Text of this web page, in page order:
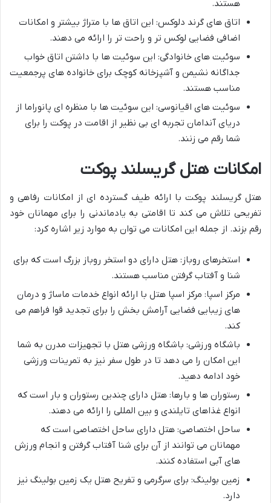
هستند.
اتاق های گرند دلوکس: این اتاق ها با متراژ بیشتر و امکانات
اضافی فضایی لوکس تر و راحت تر را ارائه می دهند.
سوئیت های خانوادگی: این سوئیت ها با داشتن اتاق خواب
جداگانه نشیمن و آشپزخانه کوچک برای خانواده های پرجمعیت
مناسب هستند.
سوئیت های اقیانوسی: این سوئیت ها با منظره ای پانوراما از
دریای آندامان تجربه ای بی نظیر از اقامت در پوکت را برای
شما رقم می زنند.
امکانات هتل گریسلند پوکت
هتل گریسلند پوکت با ارائه طیف گسترده ای از امکانات رفاهی و
تفریحی تلاش می کند تا اقامتی به یادماندنی را برای مهمانان خود
رقم بزند. از جمله این امکانات می توان به موارد زیر اشاره کرد:
استخرهای روباز: هتل دارای دو استخر روباز بزرگ است که برای
شنا و آفتاب گرفتن مناسب هستند.
مرکز اسپا: مرکز اسپا هتل با ارائه انواع خدمات ماساژ و درمان
های زیبایی فضایی آرامش بخش را برای تجدید قوا فراهم می
کند.
باشگاه ورزشی: باشگاه ورزشی هتل با تجهیزات مدرن به شما
این امکان را می دهد تا در طول سفر نیز به تمرینات ورزشی
خود ادامه دهید.
رستوران ها و بارها: هتل دارای چندین رستوران و بار است که
انواع غذاهای تایلندی و بین المللی را ارائه می دهند.
ساحل اختصاصی: هتل دارای ساحل اختصاصی است که
مهمانان می توانند از آن برای شنا آفتاب گرفتن و انجام ورزش
های آبی استفاده کنند.
زمین بولینگ: برای سرگرمی و تفریح هتل یک زمین بولینگ نیز
دارد.